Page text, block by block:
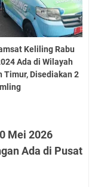
Keliling Rabu
Ada di Wilayah
Timur, Disediakan 2
Mei 2026
Ada di Pusat